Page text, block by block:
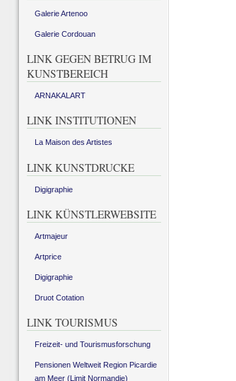
Galerie Artenoo
Galerie Cordouan
LINK GEGEN BETRUG IM
KUNSTBEREICH
ARNAKALART
LINK INSTITUTIONEN
La Maison des Artistes
LINK KUNSTDRUCKE
Digigraphie
LINK KÜNSTLERWEBSITE
Artmajeur
Artprice
Digigraphie
Druot Cotation
LINK TOURISMUS
Freizeit- und Tourismusforschung
Pensionen Weltweit Region Picardie
am Meer (Limit Normandie)